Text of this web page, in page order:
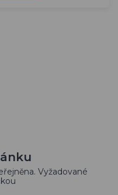
Vyžadované